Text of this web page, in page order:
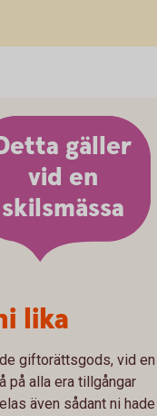
gäller
vid en
skilsmässa
lika
giftorättsgods, vid en
på alla era tillgångar
även sådant ni hade